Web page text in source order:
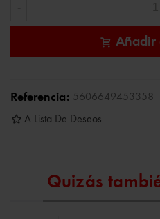
-
Añadir
Referencia: 5606649453358
A Lista De Deseos
Quizás